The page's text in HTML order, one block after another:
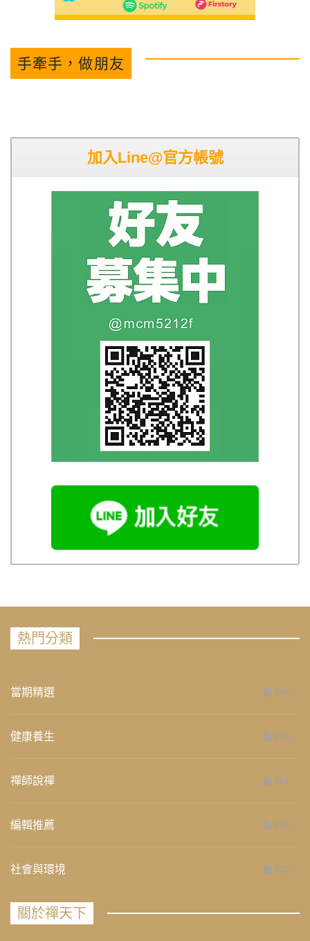
手牽手，做朋友
加入Line@官方帳號
熱門分類
當期精選 658
健康養生 276
禪師說禪 267
編輯推薦 236
社會與環境 235
關於禪天下